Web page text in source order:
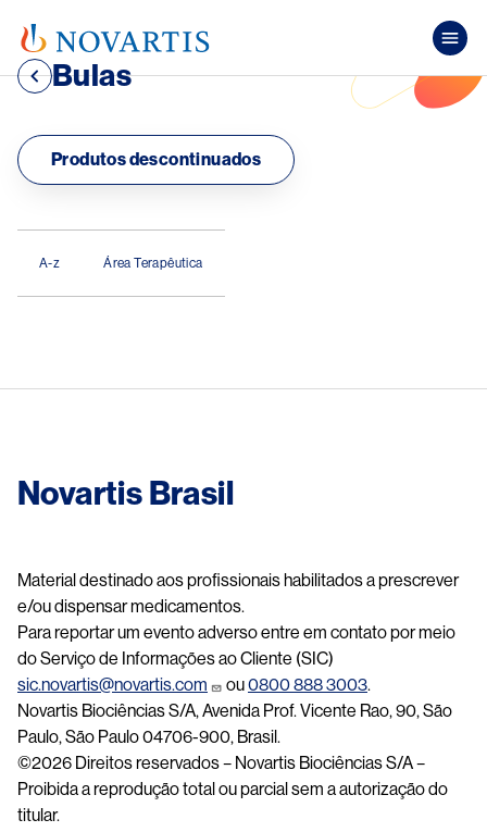
Bulas
Produtos descontinuados
A-z Área Terapêutica
Novartis Brasil
Material destinado aos profissionais habilitados a prescrever
e/ou dispensar medicamentos.
Para reportar um evento adverso entre em contato por meio
do Serviço de Informações ao Cliente (SIC)
sic.novartis@novartis.com
ou0800 888 3003.
Novartis Biociências S/A, Avenida Prof. Vicente Rao, 90, São
Paulo, São Paulo 04706-900, Brasil.
©2026 Direitos reservados – Novartis Biociências S/A –
Proibida a reprodução total ou parcial sem a autorização do
titular.